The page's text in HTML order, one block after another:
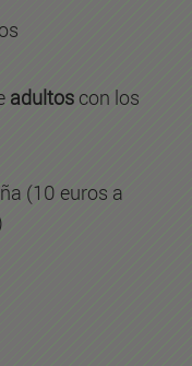
adultoscon los
(10 euros a